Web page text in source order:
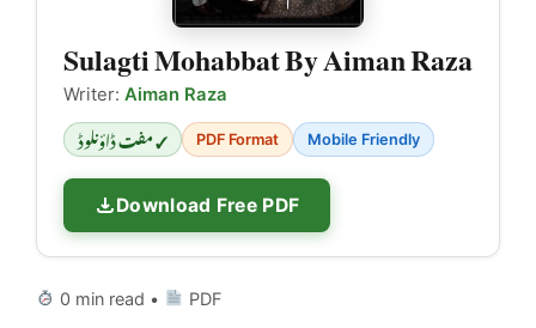
Sulagti Mohabbat By Aiman Raza
Writer: Aiman Raza
✓ مفت ڈاؤنلوڈ PDF Format Mobile Friendly
Download Free PDF
0 min read • PDF